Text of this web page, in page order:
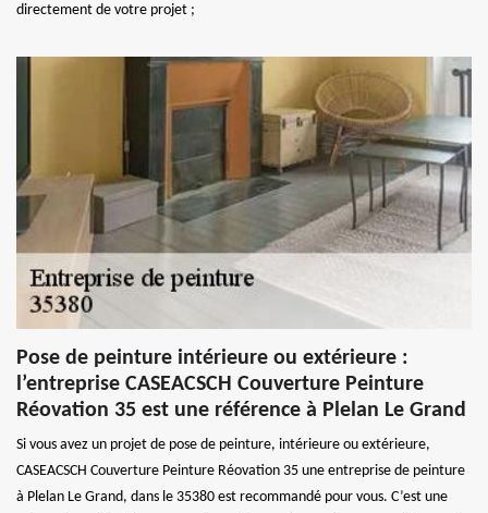
directement de votre projet ;
Pose de peinture intérieure ou extérieure :
l’entreprise CASEACSCH Couverture Peinture
Réovation 35 est une référence à Plelan Le Grand
Si vous avez un projet de pose de peinture, intérieure ou extérieure,
CASEACSCH Couverture Peinture Réovation 35 une entreprise de peinture
à Plelan Le Grand, dans le 35380 est recommandé pour vous. C’est une